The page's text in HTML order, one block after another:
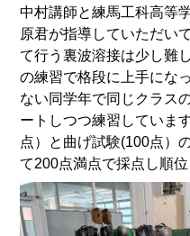
中村講師と練馬工科高等
原君が指導していただい
て行う裏波溶接は少し難
の練習で格段に上手にな
ない同学年で同じクラス
ートしつつ練習していま
点）と曲げ試験(100点）
て200点満点で採点し順位